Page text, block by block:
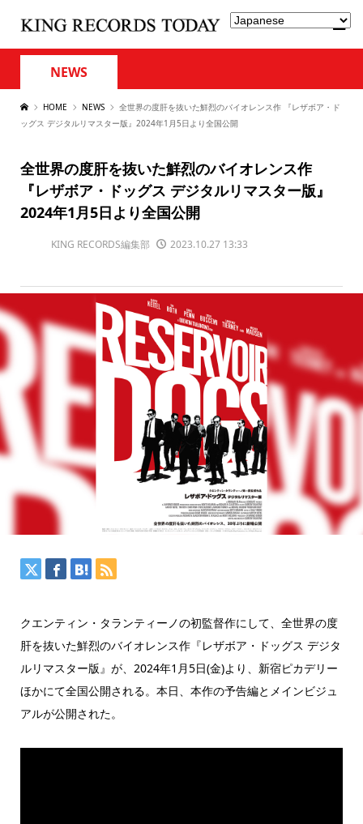
NEWS
HOME NEWS
全世界の度肝を抜いた鮮烈のバイオレンス作 『レザボア・ド
ッグス デジタルリマスター版』2024年1月5日より全国公開
全世界の度肝を抜いた鮮烈のバイオレンス作
『レザボア・ドッグス デジタルリマスター版』
2024年1月5日より全国公開
KING RECORDS編集部 2023.10.27 13:33
クエンティン・タランティーノの初監督作にして、全世界の度
肝を抜いた鮮烈のバイオレンス作『レザボア・ドッグス デジタ
ルリマスター版』が、2024年1月5日(金)より、新宿ピカデリー
ほかにて全国公開される。本日、本作の予告編とメインビジュ
アルが公開された。